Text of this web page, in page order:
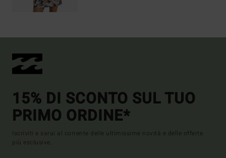
15% DI SCONTO SUL TUO
PRIMO ORDINE*
Iscriviti e sarai al corrente delle ultimissime novità e delle offerte
più esclusive.